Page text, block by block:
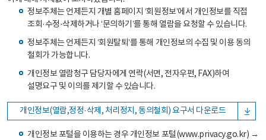
정보주체는 언제든지 개별 홈페이지 ‘회원정보’에서 개인정보를 직접
조회·수정·삭제하거나 ‘문의하기’를 통해 열람을 요청할 수 있습니다.
정보주체는 언제든지 ‘회원탈퇴’를 통해 개인정보의 수집 및 이용 동의
철회가 가능합니다.
개인정보 열람청구 담당자에게 연락(서면, 전자우편, FAX)하여
설명요구 및 이의를 제기할 수 있습니다.
개인정보(열람,정정·삭제, 처리정지, 동의철회) 요구서 다운로드
개인정보 포털을 이용하는 경우 개인정보 포털(www.privacy.go.kr) →